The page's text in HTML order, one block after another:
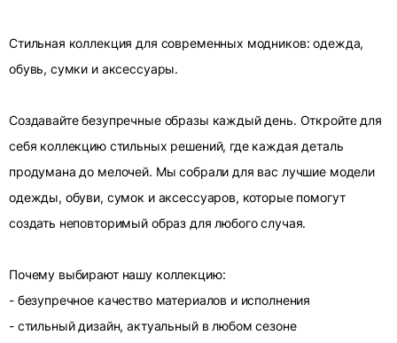
Стильная коллекция для современных модников: одежда,
обувь, сумки и аксессуары.
Создавайте безупречные образы каждый день. Откройте для
себя коллекцию стильных решений, где каждая деталь
продумана до мелочей. Мы собрали для вас лучшие модели
одежды, обуви, сумок и аксессуаров, которые помогут
создать неповторимый образ для любого случая.
Почему выбирают нашу коллекцию:
- безупречное качество материалов и исполнения
- стильный дизайн, актуальный в любом сезоне